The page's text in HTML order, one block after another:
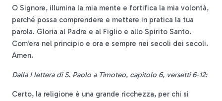
O Signore, illumina la mia mente e fortifica la mia volontà,
perché possa comprendere e mettere in pratica la tua
parola. Gloria al Padre e al Figlio e allo Spirito Santo.
Com'era nel principio e ora e sempre nei secoli dei secoli.
Amen.
Dalla I lettera di S. Paolo a Timoteo, capitolo 6, versetti 6-12:
Certo, la religione è una grande ricchezza, per chi si